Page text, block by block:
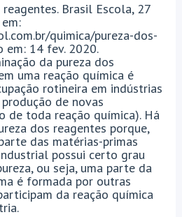
reagentes. Brasil Escola, 27
quimica/pureza-dos-
em: 14 fev. 2020.
da pureza dos
uma reação química é
rotineira em indústrias
de novas
de toda reação química). Há
dos reagentes porque,
das matérias-primas
possui certo grau
ou seja, uma parte da
é formada por outras
da reação química